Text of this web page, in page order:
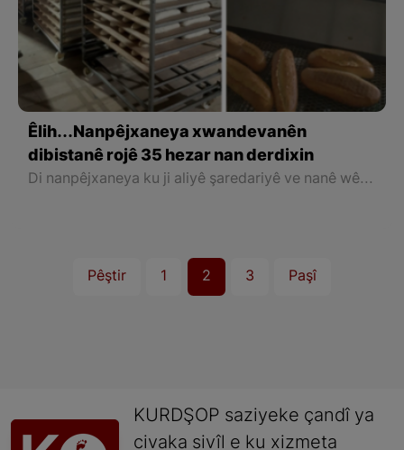
Êlih...Nanpêjxaneya xwandevanên
dibistanê rojê 35 hezar nan derdixin
Di nanpêjxaneya ku ji aliyê şaredariyê ve nanê wê tê belavkirin û nêzî 50 kesî xizmet dikin de, hosta û xwendekarên dibistanê yên ji aliyê Şaredariya Êlihê ve hatine peywirdar kirin her qonaxa hilberînê de bi hev re wî kari birêve dibin
Pêştir 1 2 3 Paşî
KURDŞOP saziyeke çandî ya
civaka sivîl e ku xizmeta